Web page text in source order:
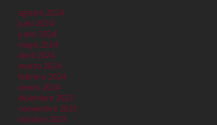
agosto 2024
julio 2024
junio 2024
mayo 2024
abril 2024
marzo 2024
febrero 2024
enero 2024
diciembre 2023
noviembre 2023
octubre 2023